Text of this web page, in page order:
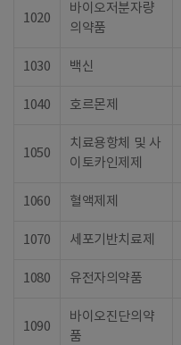
1020
바이오저분자량
의약품
1030 백신
1040 호르몬제
1050
치료용항체 및 사
이토카인제제
1060 혈액제제
1070 세포기반치료제
1080 유전자의약품
1090
바이오진단의약
품